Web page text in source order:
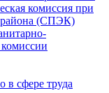
комиссия при
района (СПЭК)
в сфере труда